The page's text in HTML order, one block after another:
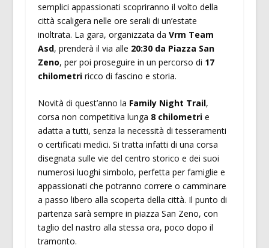
semplici appassionati scopriranno il volto della
città scaligera nelle ore serali di un’estate
inoltrata. La gara, organizzata da Vrm Team
Asd, prenderà il via alle 20:30 da Piazza San
Zeno, per poi proseguire in un percorso di 17
chilometriricco di fascino e storia.
Novità di quest’anno la Family Night Trail,
corsa non competitiva lunga 8 chilometrie
adatta a tutti, senza la necessità di tesseramenti
o certificati medici. Si tratta infatti di una corsa
disegnata sulle vie del centro storico e dei suoi
numerosi luoghi simbolo, perfetta per famiglie e
appassionati che potranno correre o camminare
a passo libero alla scoperta della città. Il punto di
partenza sarà sempre in piazza San Zeno, con
taglio del nastro alla stessa ora, poco dopo il
tramonto.